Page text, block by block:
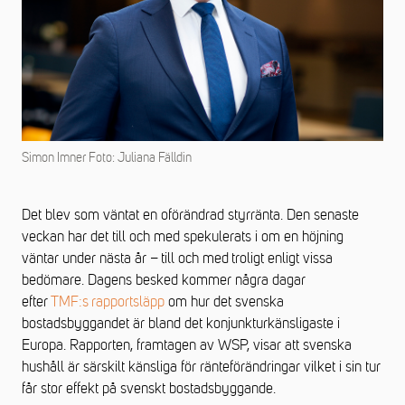
Simon Imner Foto: Juliana Fälldin
Det blev som väntat en oförändrad styrränta. Den senaste
veckan har det till och med spekulerats i om en höjning
väntar under nästa år – till och med troligt enligt vissa
bedömare. Dagens besked kommer några dagar
efterTMF:s rapportsläpp om hur det svenska
bostadsbyggandet är bland det konjunkturkänsligaste i
Europa. Rapporten, framtagen av WSP, visar att svenska
hushåll är särskilt känsliga för ränteförändringar vilket i sin tur
får stor effekt på svenskt bostadsbyggande.